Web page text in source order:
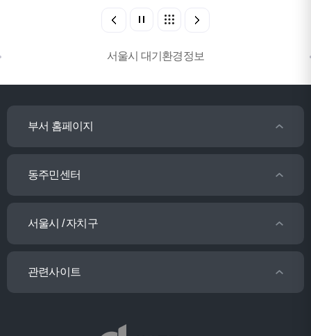
서울시 대기환경정보
부서 홈페이지
동주민센터
서울시 / 자치구
관련사이트